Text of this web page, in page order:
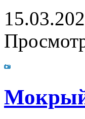
Мокрый